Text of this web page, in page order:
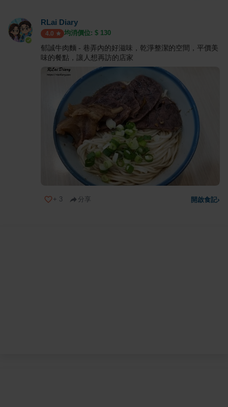
RLai Diary
4.0 均消價位: $ 130
郁誠牛肉麵 - 巷弄內的好滋味，乾淨整潔的空間，平價美
味的餐點，讓人想再訪的店家
+ 3 分享 開啟食記›